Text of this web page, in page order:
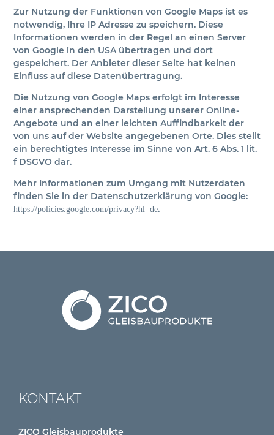
Zur Nutzung der Funktionen von Google Maps ist es
notwendig, Ihre IP Adresse zu speichern. Diese
Informationen werden in der Regel an einen Server
von Google in den USA übertragen und dort
gespeichert. Der Anbieter dieser Seite hat keinen
Einfluss auf diese Datenübertragung.
Die Nutzung von Google Maps erfolgt im Interesse
einer ansprechenden Darstellung unserer Online-
Angebote und an einer leichten Auffindbarkeit der
von uns auf der Website angegebenen Orte. Dies stellt
ein berechtigtes Interesse im Sinne von Art. 6 Abs. 1 lit.
f DSGVO dar.
Mehr Informationen zum Umgang mit Nutzerdaten
finden Sie in der Datenschutzerklärung von Google:
https://policies.google.com/privacy?hl=de.
KONTAKT
ZICO Gleisbauprodukte